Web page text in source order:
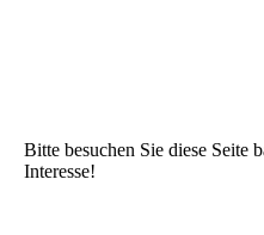
Bitte besuchen Sie diese Seite
Interesse!